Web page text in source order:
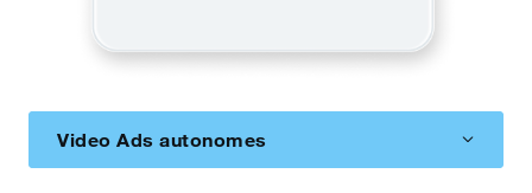
Video Ads autonomes